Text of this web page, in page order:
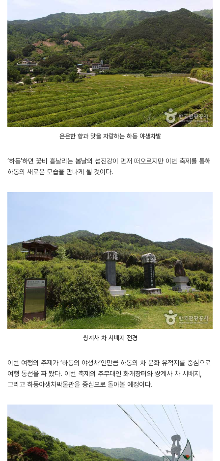
은은한 향과 맛을 자랑하는 하동 야생차밭
‘하동’하면 꽃비 흩날리는 봄날의 섬진강이 먼저 떠오르지만 이번 축제를 통해
하동의 새로운 모습을 만나게 될 것이다.
쌍계사 차 시배지 전경
이번 여행의 주제가 ‘하동의 야생차’인만큼 하동의 차 문화 유적지를 중심으로
여행 동선을 짜 봤다. 이번 축제의 주무대인 화개장터와 쌍계사 차 시배지,
그리고 하동야생차박물관을 중심으로 돌아볼 예정이다.